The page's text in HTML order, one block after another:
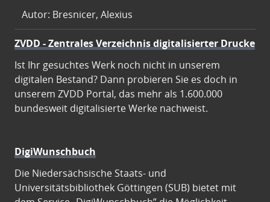
Autor: Bresnicer, Alexius
ZVDD - Zentrales Verzeichnis digitalisierter Drucke
Ist Ihr gesuchtes Werk noch nicht in unserem
digitalen Bestand? Dann probieren Sie es doch in
unserem ZVDD Portal, das mehr als 1.600.000
bundesweit digitalisierte Werke nachweist.
DigiWunschbuch
Die Niedersächsische Staats- und
Universitätsbibliothek Göttingen (SUB) bietet mit